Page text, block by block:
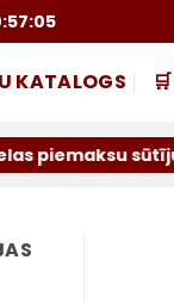
KATALOGS
sūtījumiem